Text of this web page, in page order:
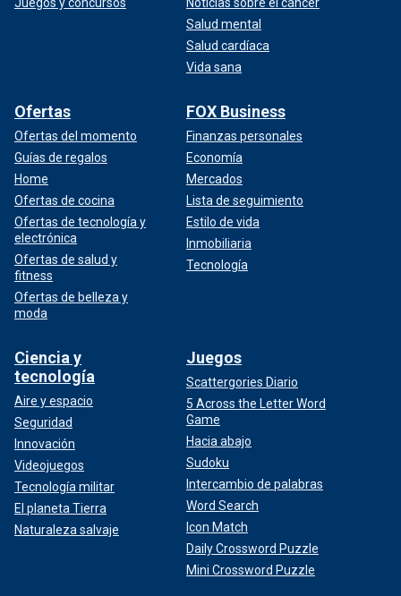
Salud mental
Salud cardíaca
Vida sana
Ofertas
Ofertas del momento
Guías de regalos
Home
Ofertas de cocina
Ofertas de tecnología y
electrónica
Ofertas de salud y
fitness
Ofertas de belleza y
moda
FOX Business
Finanzas personales
Economía
Mercados
Lista de seguimiento
Estilo de vida
Inmobiliaria
Tecnología
Ciencia y
tecnología
Aire y espacio
Seguridad
Innovación
Videojuegos
Tecnología militar
El planeta Tierra
Naturaleza salvaje
Juegos
Scattergories Diario
5 Across the Letter Word
Game
Hacia abajo
Sudoku
Intercambio de palabras
Word Search
Icon Match
Daily Crossword Puzzle
Mini Crossword Puzzle